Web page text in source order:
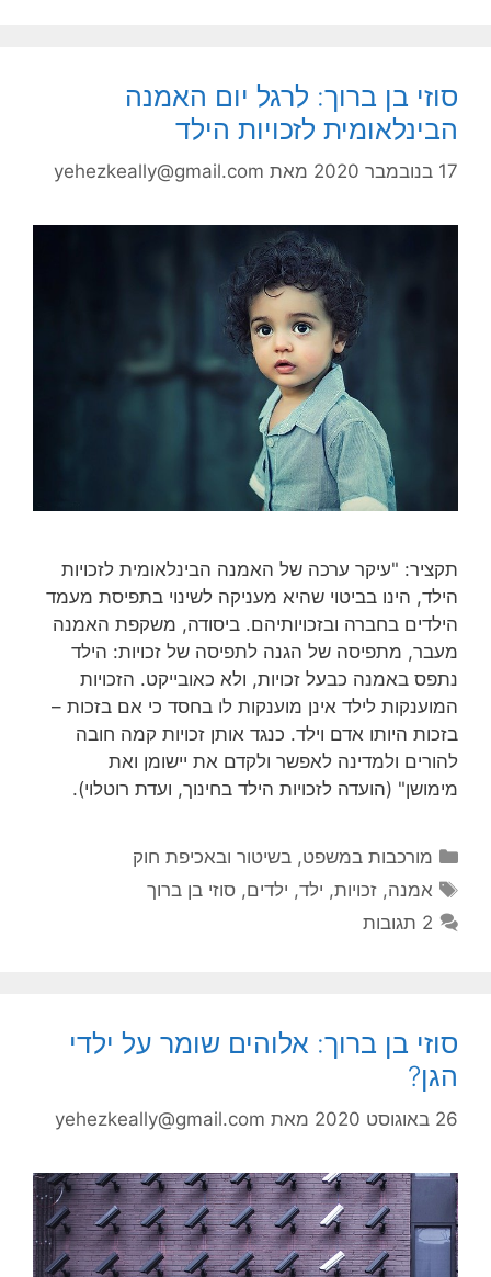
סוזי בן ברוך: לרגל יום האמנה
הבינלאומית לזכויות הילד
17 בנובמבר 2020 מאת yehezkeally@gmail.com
תקציר: "עיקר ערכה של האמנה הבינלאומית לזכויות
הילד, הינו בביטוי שהיא מעניקה לשינוי בתפיסת מעמד
הילדים בחברה ובזכויותיהם. ביסודה, משקפת האמנה
מעבר, מתפיסה של הגנה לתפיסה של זכויות: הילד
נתפס באמנה כבעל זכויות, ולא כאובייקט. הזכויות
המוענקות לילד אינן מוענקות לו בחסד כי אם בזכות –
בזכות היותו אדם וילד. כנגד אותן זכויות קמה חובה
להורים ולמדינה לאפשר ולקדם את יישומן ואת
מימושן" (הועדה לזכויות הילד בחינוך, ועדת רוטלוי).
קטגוריות
מורכבות במשפט, בשיטור ובאכיפת חוק
תגיות
אמנה,זכויות, ילד, ילדים,סוזי בן ברוך
2 תגובות
סוזי בן ברוך: אלוהים שומר על ילדי
הגן?
26 באוגוסט 2020 מאת yehezkeally@gmail.com